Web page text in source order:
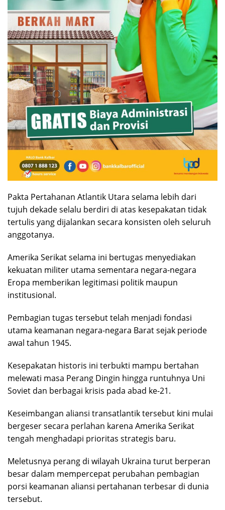
Pakta Pertahanan Atlantik Utara selama lebih dari
tujuh dekade selalu berdiri di atas kesepakatan tidak
tertulis yang dijalankan secara konsisten oleh seluruh
anggotanya.
Amerika Serikat selama ini bertugas menyediakan
kekuatan militer utama sementara negara-negara
Eropa memberikan legitimasi politik maupun
institusional.
Pembagian tugas tersebut telah menjadi fondasi
utama keamanan negara-negara Barat sejak periode
awal tahun 1945.
Kesepakatan historis ini terbukti mampu bertahan
melewati masa Perang Dingin hingga runtuhnya Uni
Soviet dan berbagai krisis pada abad ke-21.
Keseimbangan aliansi transatlantik tersebut kini mulai
bergeser secara perlahan karena Amerika Serikat
tengah menghadapi prioritas strategis baru.
Meletusnya perang di wilayah Ukraina turut berperan
besar dalam mempercepat perubahan pembagian
porsi keamanan aliansi pertahanan terbesar di dunia
tersebut.